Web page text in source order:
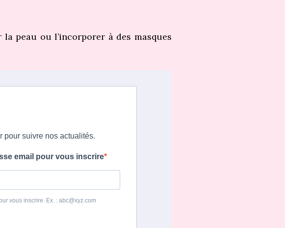
peau ou l’incorporer à des masques
pour suivre nos actualités.
email pour vous inscrire
vous inscrire. Ex. : abc@xyz.com